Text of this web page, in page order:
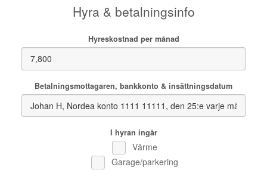
Hyra & betalningsinfo
Hyreskostnad per månad
Betalningsmottagaren, bankkonto & insättningsdatum
I hyran ingår
Värme
Garage/parkering